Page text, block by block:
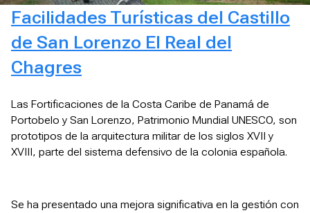
Facilidades Turísticas del Castillo
de San Lorenzo El Real del
Chagres
Las Fortificaciones de la Costa Caribe de Panamá de
Portobelo y San Lorenzo, Patrimonio Mundial UNESCO, son
prototipos de la arquitectura militar de los siglos XVII y
XVIII, parte del sistema defensivo de la colonia española.
Se ha presentado una mejora significativa en la gestión con